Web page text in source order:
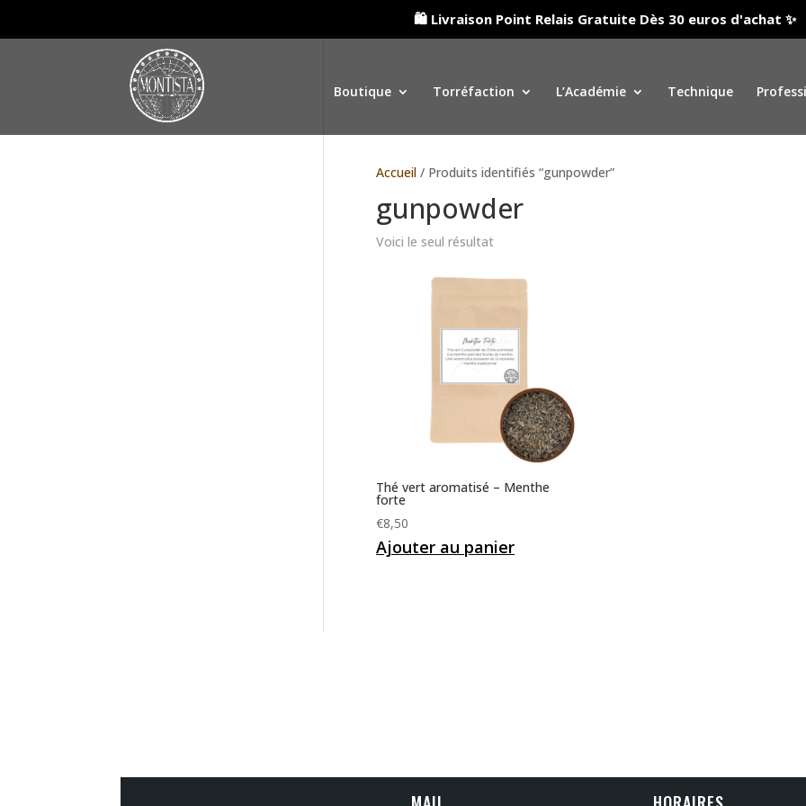
Boutique Torréfaction L’Académie Technique
Accueil/ Produits identifiés “gunpowder”
gunpowder
Voici le seul résultat
Thé vert aromatisé – Menthe
forte
€8,50
Ajouter au panier
🛍️ Livraison Point Relais Gratuite Dès 30 euros d'achat ✨